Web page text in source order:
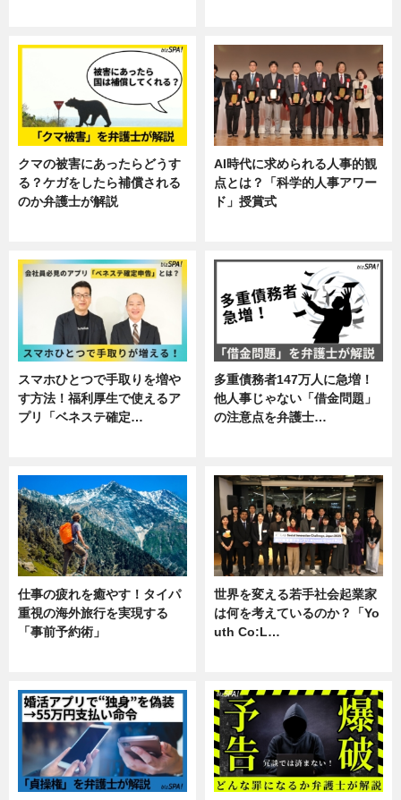
クマの被害にあったらどうす
る？ケガをしたら補償される
のか弁護士が解説
AI時代に求められる人事的観
点とは？「科学的人事アワー
ド」授賞式
スマホひとつで手取りを増や
す方法！福利厚生で使えるア
プリ「ベネステ確定…
多重債務者147万人に急増！
他人事じゃない「借金問題」
の注意点を弁護士…
仕事の疲れを癒やす！タイパ
重視の海外旅行を実現する
「事前予約術」
世界を変える若手社会起業家
は何を考えているのか？「Yo
uth Co:L…